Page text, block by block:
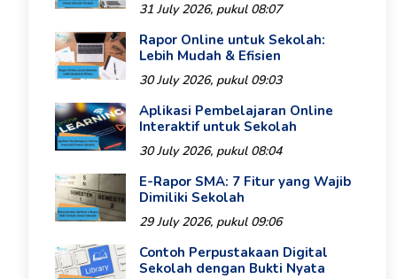
31 July 2026, pukul 08:07
Rapor Online untuk Sekolah:
Lebih Mudah & Efisien
30 July 2026, pukul 09:03
Aplikasi Pembelajaran Online
Interaktif untuk Sekolah
30 July 2026, pukul 08:04
E-Rapor SMA: 7 Fitur yang Wajib
Dimiliki Sekolah
29 July 2026, pukul 09:06
Contoh Perpustakaan Digital
Sekolah dengan Bukti Nyata